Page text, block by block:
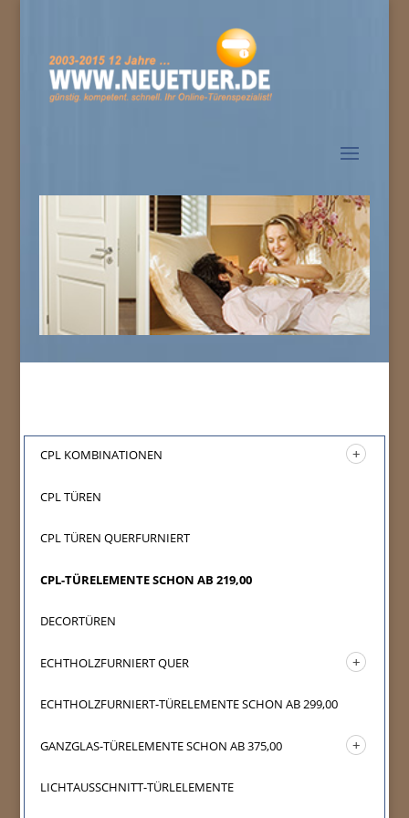
CPL KOMBINATIONEN
CPL TÜREN
CPL TÜREN QUERFURNIERT
CPL-TÜRELEMENTE SCHON AB 219,00
DECORTÜREN
ECHTHOLZFURNIERT QUER
ECHTHOLZFURNIERT-TÜRELEMENTE SCHON AB 299,00
GANZGLAS-TÜRELEMENTE SCHON AB 375,00
LICHTAUSSCHNITT-TÜRLELEMENTE